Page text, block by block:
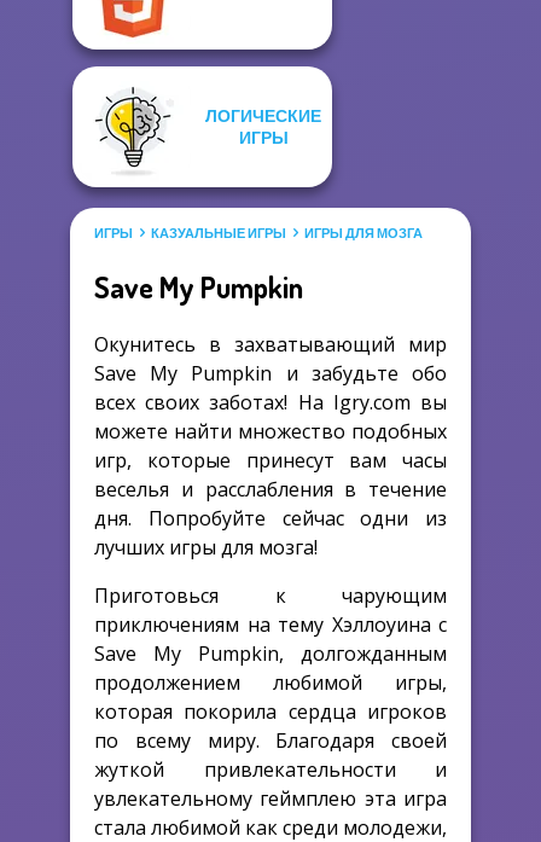
ЛОГИЧЕСКИЕ
ИГРЫ
ИГРЫ КАЗУАЛЬНЫЕ ИГРЫ ИГРЫ ДЛЯ МОЗГА
Save My Pumpkin
Окунитесь в захватывающий мир
Save My Pumpkin и забудьте обо
всех своих заботах! На Igry.com вы
можете найти множество подобных
игр, которые принесут вам часы
веселья и расслабления в течение
дня. Попробуйте сейчас одни из
лучших игры для мозга!
Приготовься к чарующим
приключениям на тему Хэллоуина с
Save My Pumpkin, долгожданным
продолжением любимой игры,
которая покорила сердца игроков
по всему миру. Благодаря своей
жуткой привлекательности и
увлекательному геймплею эта игра
стала любимой как среди молодежи,